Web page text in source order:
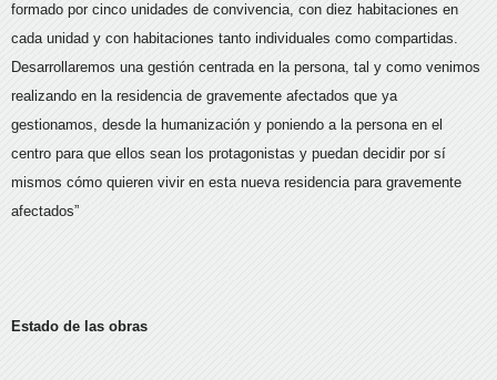
formado por cinco unidades de convivencia, con diez habitaciones en
cada unidad y con habitaciones tanto individuales como compartidas.
Desarrollaremos una gestión centrada en la persona, tal y como venimos
realizando en la residencia de gravemente afectados que ya
gestionamos, desde la humanización y poniendo a la persona en el
centro para que ellos sean los protagonistas y puedan decidir por sí
mismos cómo quieren vivir en esta nueva residencia para gravemente
afectados”
Estado de las obras